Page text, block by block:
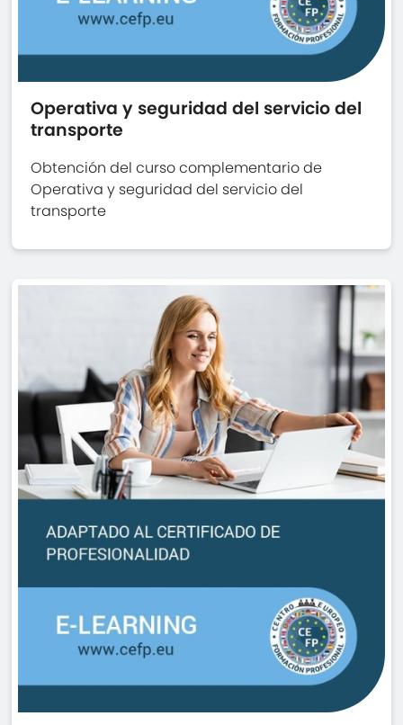
Operativa y seguridad del servicio del
transporte
Obtención del curso complementario de
Operativa y seguridad del servicio del
transporte